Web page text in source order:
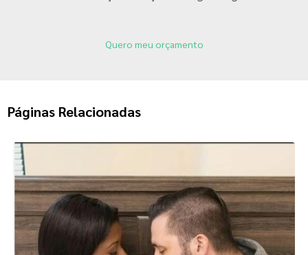
Quero meu orçamento
Páginas Relacionadas